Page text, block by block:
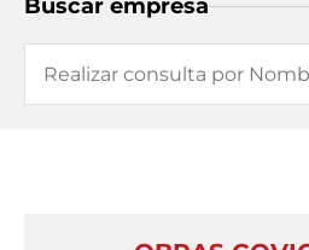
Buscar empresa